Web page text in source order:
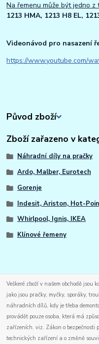
Na řemenu může být jedno z
1213 HMA, 1213 H8 EL,
Videonávod pro nasazení
https://www.youtube.com/
Původ zboží
Zboží zařazeno v
Náhradní díly na pračky
Ardo, Malber, Eurotech
Gorenje
Indesit, Ariston, Hot-
Whirlpool, Ignis, IKEA
Klínové řemeny
Veškeré zboží v našem obchodě jsou
jako jsou pračky, myčky, sporáky,
náhradních dílů, kdy je třeba
provádět pouze osoba, která má
zařízeních. viz. Zákon o bezpečnosti
technických zařízení a o změně